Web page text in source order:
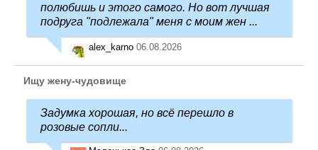
полюбишь и этого самого. Но вот лучшая
подруга "подлежала" меня с моим жен ...
alex_karno 06.08.2026
Ищу жену-чудовище
Задумка хорошая, но всё перешло в
розовые сопли...